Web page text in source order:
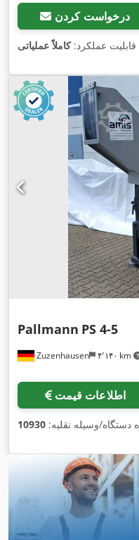
درخواست کردن
قابلیت عملکرد:کاملاً عملیاتی
Zuzenhausen ۴٬۱۴۰ km
Pallmann PS 4-5
اطلاعات قیمت
دستگاه/وسیله نقلیه: 10930